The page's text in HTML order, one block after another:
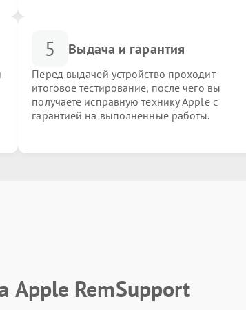
5 Выдача и гарантия
Перед выдачей устройство проходит
итоговое тестирование, после чего вы
получаете исправную технику Apple с
гарантией на выполненные работы.
Apple RemSupport